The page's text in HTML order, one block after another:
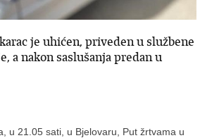
je uhićen, priveden u službene
a nakon saslušanja predan u
u 21.05 sati, u Bjelovaru, Put žrtvama u